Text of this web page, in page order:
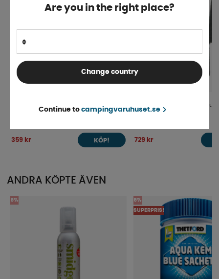
Instegsmatta Ford Transit 2000- 2-p
359 kr KÖP!
Carbest Kupematta Luxus
729 kr
ANDRA KÖPTE ÄVEN
5%
5%
SUPERPRIS!
Are you in the right place?
Change country
Continue to campingvaruhuset.se